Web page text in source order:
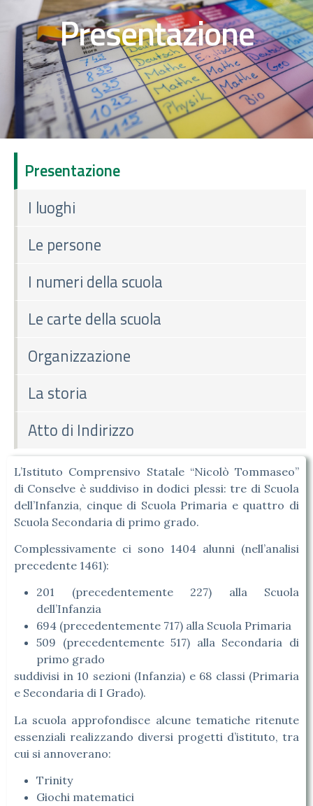
Presentazione
Presentazione
I luoghi
Le persone
I numeri della scuola
Le carte della scuola
Organizzazione
La storia
Atto di Indirizzo
L’Istituto Comprensivo Statale “Nicolò Tommaseo”
di Conselve è suddiviso in dodici plessi: tre di Scuola
dell’Infanzia, cinque di Scuola Primaria e quattro di
Scuola Secondaria di primo grado.
Complessivamente ci sono 1404 alunni (nell’analisi
precedente 1461):
201 (precedentemente 227) alla Scuola
dell’Infanzia
694 (precedentemente 717) alla Scuola Primaria
509 (precedentemente 517) alla Secondaria di
primo grado
suddivisi in 10 sezioni (Infanzia) e 68 classi (Primaria
e Secondaria di I Grado).
La scuola approfondisce alcune tematiche ritenute
essenziali realizzando diversi progetti d’istituto, tra
cui si annoverano:
Trinity
Giochi matematici